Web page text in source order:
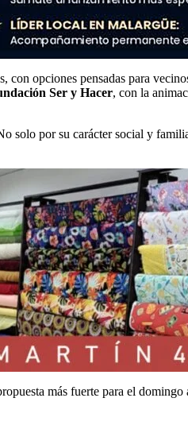
opciones pensadas para
Ser y Hacer, con la
solo por su carácter social y
más fuerte para el